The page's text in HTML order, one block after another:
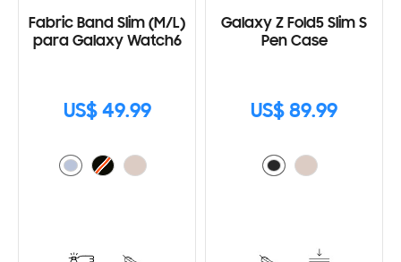
Fabric Band Slim (M/L)
para Galaxy Watch6
US$ 49.99
Galaxy Z Fold5 Slim S
Pen Case
US$ 89.99